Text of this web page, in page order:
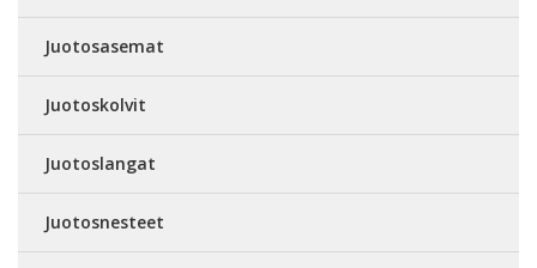
Juotosasemat
Juotoskolvit
Juotoslangat
Juotosnesteet